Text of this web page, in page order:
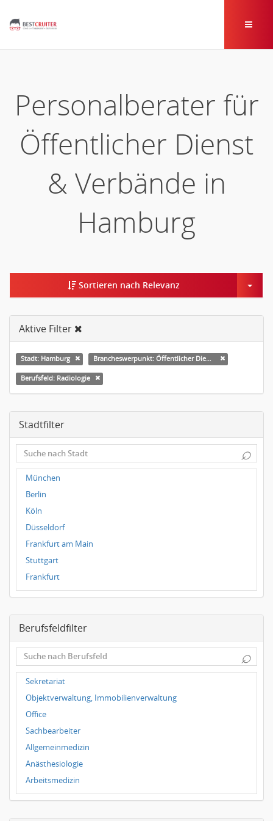
Personalberater für
Öffentlicher Dienst
& Verbände in
Hamburg
Sortieren nach Relevanz
Aktive Filter
Stadt: Hamburg Brancheswerpunkt: Öffentlicher Dienst & Verbände
Berufsfeld: Radiologie
Stadtfilter
⌕
München
Berlin
Köln
Düsseldorf
Frankfurt am Main
Stuttgart
Frankfurt
Dresden
Leipzig
Dortmund
Wuppertal
Hallbergmoos
Würzburg
Grünwald
Ulm
Bielefeld
Hannover
Duisburg
Berufsfeldfilter
⌕
Sekretariat
Objektverwaltung, Immobilienverwaltung
Office
Sachbearbeiter
Allgemeinmedizin
Anästhesiologie
Arbeitsmedizin
Augenheilkunde